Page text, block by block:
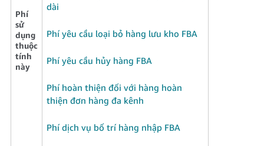
Deutsch
- DE
Português
- BR
Phí
sử
dụng
thuộc
tính
này
dài
Phí yêu cầu loại bỏ hàng lưu kho FBA
Phí yêu cầu hủy hàng FBA
Phí hoàn thiện đối với hàng hoàn
thiện đơn hàng đa kênh
Phí dịch vụ bố trí hàng nhập FBA